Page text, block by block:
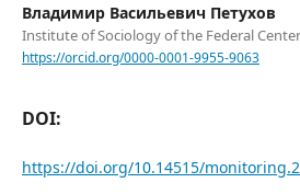
Владимир Васильевич Петухов
Institute of Sociology of the Federal
https://orcid.org/0000-0001-9955-9063
DOI:
https://doi.org/10.14515/